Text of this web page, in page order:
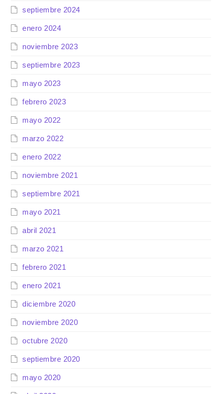
septiembre 2024
enero 2024
noviembre 2023
septiembre 2023
mayo 2023
febrero 2023
mayo 2022
marzo 2022
enero 2022
noviembre 2021
septiembre 2021
mayo 2021
abril 2021
marzo 2021
febrero 2021
enero 2021
diciembre 2020
noviembre 2020
octubre 2020
septiembre 2020
mayo 2020